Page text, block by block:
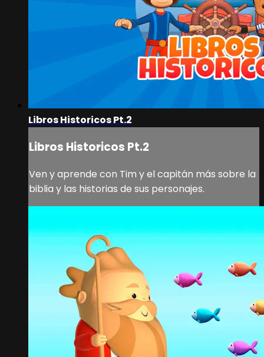
Libros Historicos Pt.2
Libros Historicos Pt.2
Ven y aprende con Tim y el capitán más sobre la
biblia y las historias de sus personajes.